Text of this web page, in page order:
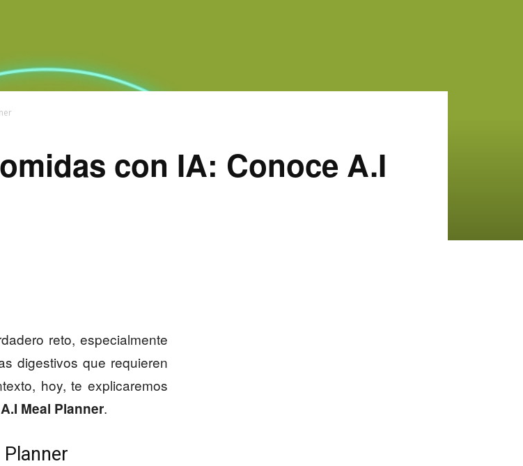
con IA: Conoce A.I
reto, especialmente
digestivos que requieren
hoy, te explicaremos
Meal Planner.